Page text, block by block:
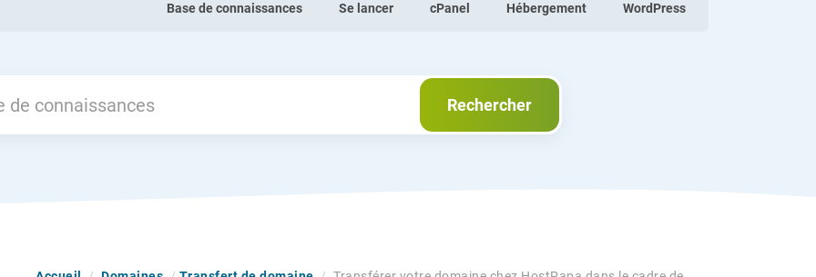
Base de connaissances Se lancer cPanel Hébergement WordPress
Rechercher
Rechercher